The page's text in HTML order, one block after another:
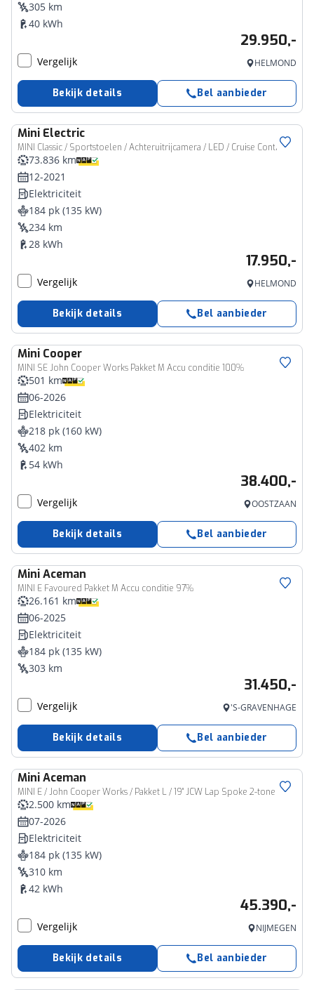
305 km
40 kWh
29.950,-
Vergelijk HELMOND
Bekijk details Bel aanbieder
Mini Electric
MINI Classic / Sportstoelen / Achteruitrijcamera / LED / Cruise Control
73.836 km
12-2021
Elektriciteit
184 pk (135 kW)
234 km
28 kWh
17.950,-
Vergelijk HELMOND
Bekijk details Bel aanbieder
Mini Cooper
MINI SE John Cooper Works Pakket M Accu conditie 100%
501 km
06-2026
Elektriciteit
218 pk (160 kW)
402 km
54 kWh
38.400,-
Vergelijk OOSTZAAN
Bekijk details Bel aanbieder
MiniAceman
MINI E Favoured Pakket M Accu conditie 97%
26.161 km
06-2025
Elektriciteit
184 pk (135 kW)
303 km
31.450,-
Vergelijk 'S-GRAVENHAGE
Bekijk details Bel aanbieder
MiniAceman
MINI E / John Cooper Works / Pakket L / 19" JCW Lap Spoke 2-tone
2.500 km
07-2026
Elektriciteit
184 pk (135 kW)
310 km
42 kWh
45.390,-
Vergelijk NIJMEGEN
Bekijk details Bel aanbieder